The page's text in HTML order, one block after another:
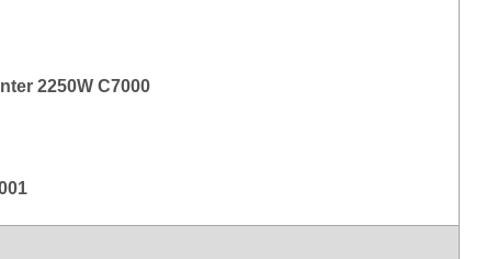
2250W C7000